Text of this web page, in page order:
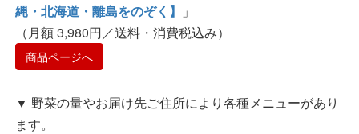
縄・北海道・離島をのぞく】
」
（月額 3,980円／送料・消費税込み）
商品ページへ
▼ 野菜の量やお届け先ご住所により各種メニューがあり
ます。